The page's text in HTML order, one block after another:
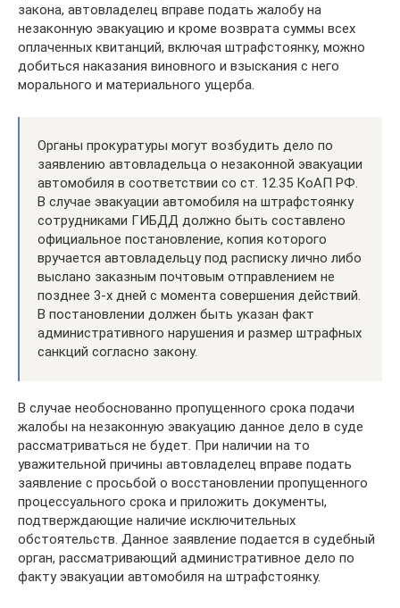
закона, автовладелец вправе подать жалобу на
незаконную эвакуацию и кроме возврата суммы всех
оплаченных квитанций, включая штрафстоянку, можно
добиться наказания виновного и взыскания с него
морального и материального ущерба.
Органы прокуратуры могут возбудить дело по
заявлению автовладельца о незаконной эвакуации
автомобиля в соответствии со ст. 12.35 КоАП РФ.
В случае эвакуации автомобиля на штрафстоянку
сотрудниками ГИБДД должно быть составлено
официальное постановление, копия которого
вручается автовладельцу под расписку лично либо
выслано заказным почтовым отправлением не
позднее 3-х дней с момента совершения действий.
В постановлении должен быть указан факт
административного нарушения и размер штрафных
санкций согласно закону.
В случае необоснованно пропущенного срока подачи
жалобы на незаконную эвакуацию данное дело в суде
рассматриваться не будет. При наличии на то
уважительной причины автовладелец вправе подать
заявление с просьбой о восстановлении пропущенного
процессуального срока и приложить документы,
подтверждающие наличие исключительных
обстоятельств. Данное заявление подается в судебный
орган, рассматривающий административное дело по
факту эвакуации автомобиля на штрафстоянку.